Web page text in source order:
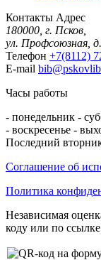
Контакты Адрес
180000, г. Псков,
ул. Профсоюзная,
Телефон +7(8112)
E-mail
Часы работы
- понедельник -
- воскресенье -
Последний
Соглашение об
Политика
Независимая
коду или по